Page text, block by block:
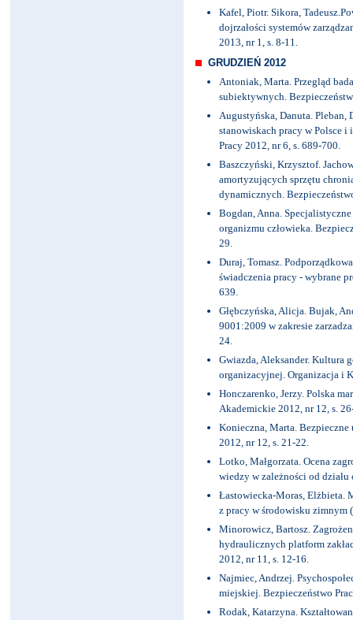
Kafel, Piotr. Sikora,
dojrzałości systemów
2013, nr 1, s. 8-11.
GRUDZIEŃ 2012
Antoniak, Marta. Przegląd
subiektywnych.
Augustyńska, Danuta. Pleban,
stanowiskach pracy w Polsce
Pracy 2012, nr 6, s. 689-700.
Baszczyński, Krzysztof.
amortyzujących sprzętu
dynamicznych.
Bogdan, Anna.
organizmu człowieka.
29.
Duraj, Tomasz.
świadczenia pracy - wybrane
639.
Głębczyńska, Alicja. Bujak,
9001:2009 w zakresie
24.
Gwiazda, Aleksander. Kultura
organizacyjnej. Organizacja i
Honczarenko, Jerzy. Polska
Akademickie 2012, nr 12, s.
Konieczna, Marta.
2012, nr 12, s. 21-22.
Lotko, Małgorzata. Ocena
wiedzy w zależności od
Łastowiecka-Moras, Elżbieta.
z pracy w środowisku zimnym
Minorowicz, Bartosz.
hydraulicznych platform
2012, nr 11, s. 12-16.
Najmiec, Andrzej.
miejskiej. Bezpieczeństwo
Rodak, Katarzyna.